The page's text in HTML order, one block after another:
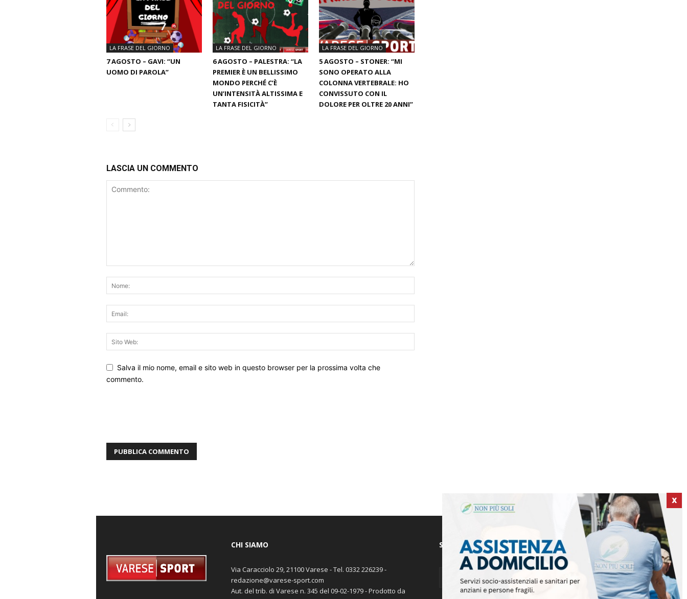
LA FRASE DEL GIORNO
7 AGOSTO – GAVI: “UN
UOMO DI PAROLA”
LA FRASE DEL GIORNO
6 AGOSTO – PALESTRA: “LA
PREMIER È UN BELLISSIMO
MONDO PERCHÉ C’È
UN’INTENSITÀ ALTISSIMA E
TANTA FISICITÀ”
LA FRASE DEL GIORNO
5 AGOSTO – STONER: “MI
SONO OPERATO ALLA
COLONNA VERTEBRALE: HO
CONVISSUTO CON IL
DOLORE PER OLTRE 20 ANNI”
LASCIA UN COMMENTO
Salva il mio nome, email e sito web in questo browser per la prossima volta che
commento.
X
CHI SIAMO
Via Caracciolo 29, 21100 Varese - Tel. 0332 226239 -
redazione@varese-sport.com
Aut. del trib. di Varese n. 345 del 09-02-1979 - Prodotto da
SEGUICI